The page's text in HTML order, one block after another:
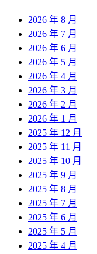
2026 年 8 月
2026 年 7 月
2026 年 6 月
2026 年 5 月
2026 年 4 月
2026 年 3 月
2026 年 2 月
2026 年 1 月
2025 年 12 月
2025 年 11 月
2025 年 10 月
2025 年 9 月
2025 年 8 月
2025 年 7 月
2025 年 6 月
2025 年 5 月
2025 年 4 月